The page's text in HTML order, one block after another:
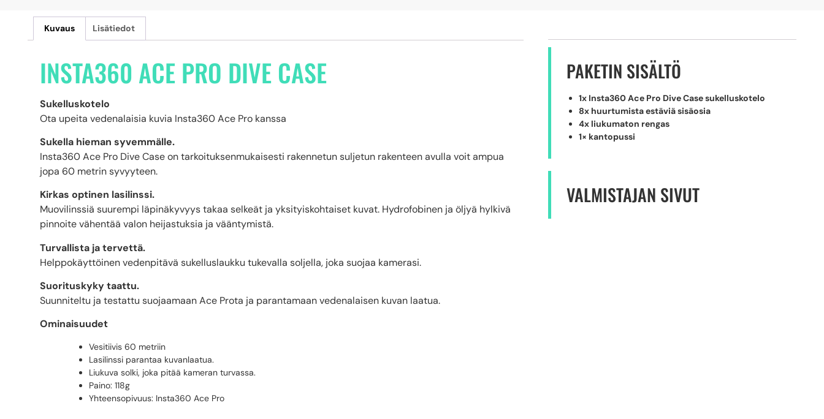
Kuvaus Lisätiedot
INSTA360 ACE PRO DIVE CASE
Sukelluskotelo
Ota upeita vedenalaisia ​​kuvia Insta360 Ace Pro kanssa
Sukella hieman syvemmälle.
Insta360 Ace Pro Dive Case on tarkoituksenmukaisesti rakennetun suljetun rakenteen avulla voit ampua
jopa 60 metrin syvyyteen.
Kirkas optinen lasilinssi.
Muovilinssiä suurempi läpinäkyvyys takaa selkeät ja yksityiskohtaiset kuvat. Hydrofobinen ja öljyä hylkivä
pinnoite vähentää valon heijastuksia ja vääntymistä.
Turvallista ja tervettä.
Helppokäyttöinen vedenpitävä sukelluslaukku tukevalla soljella, joka suojaa kamerasi.
Suorituskyky taattu.
Suunniteltu ja testattu suojaamaan Ace Prota ja parantamaan vedenalaisen kuvan laatua.
Ominaisuudet
Vesitiivis 60 metriin
Lasilinssi parantaa kuvanlaatua.
Liukuva solki, joka pitää kameran turvassa.
Paino: 118g
Yhteensopivuus: Insta360 Ace Pro
PAKETIN SISÄLTÖ
1x Insta360 Ace Pro Dive Case sukelluskotelo
8x huurtumista estäviä sisäosia
4x liukumaton rengas
1× kantopussi
VALMISTAJAN SIVUT